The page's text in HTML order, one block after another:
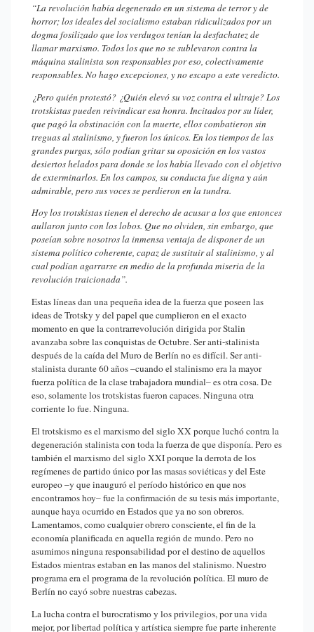
“La revolución había degenerado en un sistema de terror y de
horror; los ideales del socialismo estaban ridiculizados por un
dogma fosilizado que los verdugos tenían la desfachatez de
llamar marxismo. Todos los que no se sublevaron contra la
máquina stalinista son responsables por eso, colectivamente
responsables. No hago excepciones, y no escapo a este veredicto.
¿Pero quién protestó? ¿Quién elevó su voz contra el ultraje? Los
trotskistas pueden reivindicar esa honra. Incitados por su líder,
que pagó la obstinación con la muerte, ellos combatieron sin
treguas al stalinismo, y fueron los únicos. En los tiempos de las
grandes purgas, sólo podían gritar su oposición en los vastos
desiertos helados para donde se los había llevado con el objetivo
de exterminarlos. En los campos, su conducta fue digna y aún
admirable, pero sus voces se perdieron en la tundra.
Hoy los trotskistas tienen el derecho de acusar a los que entonces
aullaron junto con los lobos. Que no olviden, sin embargo, que
poseían sobre nosotros la inmensa ventaja de disponer de un
sistema político coherente, capaz de sustituir al stalinismo, y al
cual podían agarrarse en medio de la profunda miseria de la
revolución traicionada”.
Estas líneas dan una pequeña idea de la fuerza que poseen las
ideas de Trotsky y del papel que cumplieron en el exacto
momento en que la contrarrevolución dirigida por Stalin
avanzaba sobre las conquistas de Octubre. Ser anti-stalinista
después de la caída del Muro de Berlín no es difícil. Ser anti-
stalinista durante 60 años –cuando el stalinismo era la mayor
fuerza política de la clase trabajadora mundial– es otra cosa. De
eso, solamente los trotskistas fueron capaces. Ninguna otra
corriente lo fue. Ninguna.
El trotskismo es el marxismo del siglo XX porque luchó contra la
degeneración stalinista con toda la fuerza de que disponía. Pero es
también el marxismo del siglo XXI porque la derrota de los
regímenes de partido único por las masas soviéticas y del Este
europeo –y que inauguró el período histórico en que nos
encontramos hoy– fue la confirmación de su tesis más importante,
aunque haya ocurrido en Estados que ya no son obreros.
Lamentamos, como cualquier obrero consciente, el fin de la
economía planificada en aquella región de mundo. Pero no
asumimos ninguna responsabilidad por el destino de aquellos
Estados mientras estaban en las manos del stalinismo. Nuestro
programa era el programa de la revolución política. El muro de
Berlín no cayó sobre nuestras cabezas.
La lucha contra el burocratismo y los privilegios, por una vida
mejor, por libertad política y artística siempre fue parte inherente